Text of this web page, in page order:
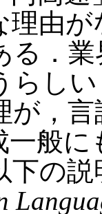
理由
る．
らし
が，
一般
下の